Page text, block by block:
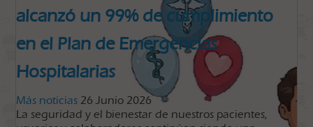
alcanzó un 99% de cumplimiento
en el Plan de Emergencias
Hospitalarias
Más noticias 26 Junio 2026
La seguridad y el bienestar de nuestros pacientes,